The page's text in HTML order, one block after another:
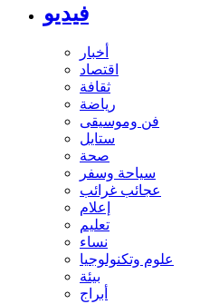
فيديو
أخبار
اقتصاد
ثقافة
رياضة
فن وموسيقى
ستايل
صحة
سياحة وسفر
عجائب غرائب
إعلام
تعليم
نساء
علوم وتكنولوجيا
بيئة
أبراج